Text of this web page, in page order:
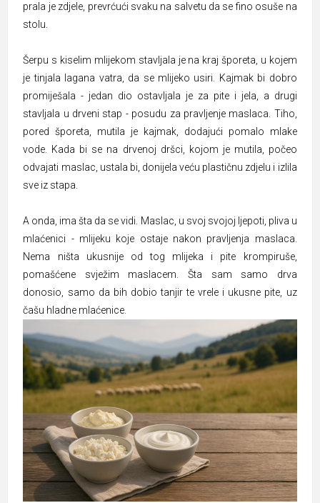
prala je zdjele, prevrćući svaku na salvetu da se fino osuše na
stolu.
Šerpu s kiselim mlijekom stavljala je na kraj šporeta, u kojem
je tinjala lagana vatra, da se mlijeko usiri. Kajmak bi dobro
promiješala - jedan dio ostavljala je za pite i jela, a drugi
stavljala u drveni stap - posudu za pravljenje maslaca. Tiho,
pored šporeta, mutila je kajmak, dodajući pomalo mlake
vode. Kada bi se na drvenoj dršci, kojom je mutila, počeo
odvajati maslac, ustala bi, donijela veću plastičnu zdjelu i izlila
sve iz stapa.
A onda, ima šta da se vidi. Maslac, u svoj svojoj ljepoti, pliva u
mlaćenici - mlijeku koje ostaje nakon pravljenja maslaca.
Nema ništa ukusnije od tog mlijeka i pite krompiruše,
pomašćene svježim maslacem. Šta sam samo drva
donosio, samo da bih dobio tanjir te vrele i ukusne pite, uz
čašu hladne mlaćenice.